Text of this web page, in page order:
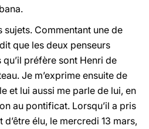
sujets. Commentant une de
que les deux penseurs
préfère sont Henri de
Je m’exprime ensuite de
et lui aussi me parle de lui, en
au pontificat. Lorsqu’il a pris
élu, le mercredi 13 mars,